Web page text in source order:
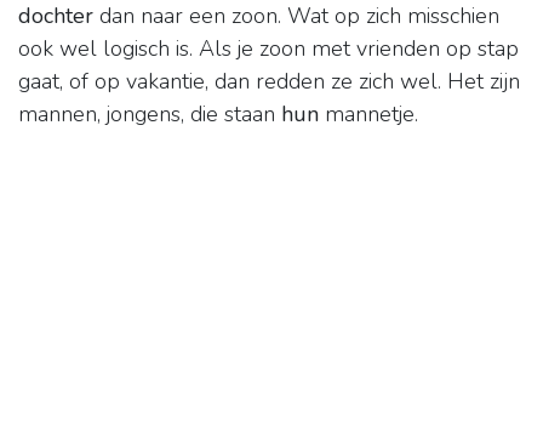
dochter dan naar een zoon. Wat op zich misschien
ook wel logisch is. Als je zoon met vrienden op stap
gaat, of op vakantie, dan redden ze zich wel. Het zijn
mannen, jongens, die staan hun mannetje.